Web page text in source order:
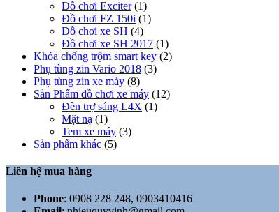
Đồ chơi Exciter (1)
Đồ chơi FZ 150i (1)
Đồ chơi xe SH (4)
Đồ chơi xe SH 2017 (1)
Khóa chống trộm smart key (2)
Phụ tùng zin Vario 2018 (3)
Phụ tùng zin xe máy (8)
Sản Phẩm đồ chơi xe máy (12)
Đèn trợ sáng L4X (1)
Mặt nạ (1)
Tem xe máy (3)
Sản phẩm khác (5)
Liên hệ mua hàng
Phone: 0908 228 248, 0903410416